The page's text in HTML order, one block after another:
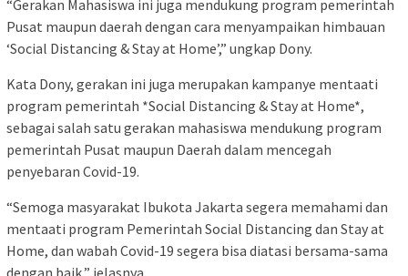
“Gerakan Mahasiswa ini juga mendukung program pemerintah
Pusat maupun daerah dengan cara menyampaikan himbauan
‘Social Distancing & Stay at Home’,” ungkap Dony.
Kata Dony, gerakan ini juga merupakan kampanye mentaati
program pemerintah *Social Distancing & Stay at Home*,
sebagai salah satu gerakan mahasiswa mendukung program
pemerintah Pusat maupun Daerah dalam mencegah
penyebaran Covid-19.
“Semoga masyarakat Ibukota Jakarta segera memahami dan
mentaati program Pemerintah Social Distancing dan Stay at
Home, dan wabah Covid-19 segera bisa diatasi bersama-sama
dengan baik,” jelasnya.